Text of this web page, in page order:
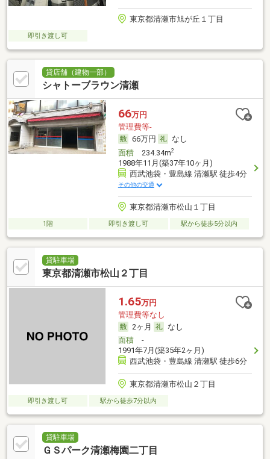
東京都清瀬市旭が丘１丁目
即引き渡し可
貸店舗（建物一部）
シャトーブラウン清瀬
66万円
管理費等-
66万円
なし
面積234.34m2
1988年11月(築37年10ヶ月)
西武池袋・豊島線 清瀬駅 徒歩4分
その他の交通
東京都清瀬市松山１丁目
1階 即引き渡し可 駅から徒歩5分以内
貸駐車場
東京都清瀬市松山２丁目
1.65万円
管理費等なし
2ヶ月
なし
面積-
1991年7月(築35年2ヶ月)
西武池袋・豊島線 清瀬駅 徒歩6分
東京都清瀬市松山２丁目
即引き渡し可 駅から徒歩7分以内
貸駐車場
ＧＳパーク清瀬梅園二丁目